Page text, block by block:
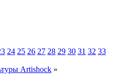
24 25 26 27 28 29 30 31 32 33
Artishock »